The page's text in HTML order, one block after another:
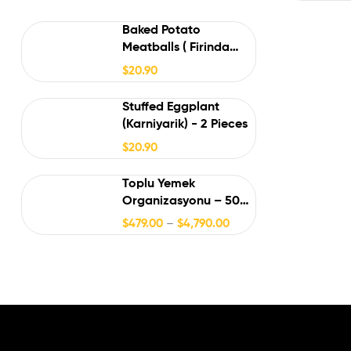
Baked Potato
Meatballs ( Firinda
Patates Köfte )
$20.90
Stuffed Eggplant
(Karniyarik) - 2 Pieces
$20.90
Toplu Yemek
Organizasyonu – 50
Kişiye Kadar
Profesyonel Catering
$479.00 – $4,790.00